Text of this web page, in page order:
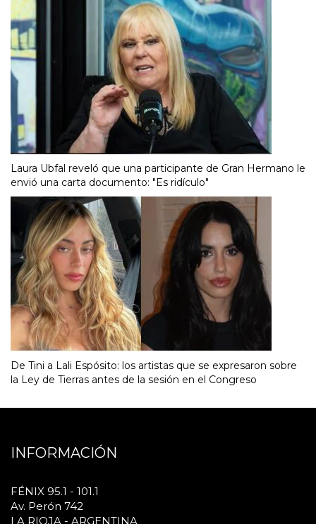
Laura Ubfal reveló que una participante de Gran Hermano le
envió una carta documento: "Es ridículo"
De Tini a Lali Espósito: los artistas que se expresaron sobre
la Ley de Tierras antes de la sesión en el Congreso
INFORMACIÓN
FÉNIX 95.1 - 101.1
Av. Perón 742
LA RIOJA - ARGENTINA